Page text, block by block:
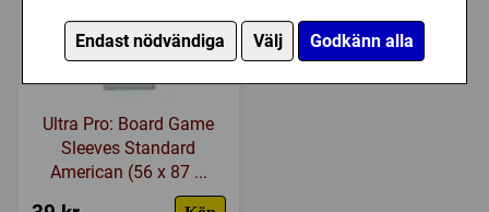
Endast nödvändiga Välj Godkänn alla
Ultra Pro: Board Game
Sleeves Standard
American (56 x 87 ...